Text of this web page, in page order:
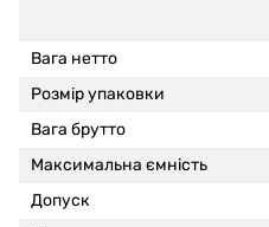
Вага нетто
Розмір упаковки
Вага брутто
Максимальна ємність
Допуск